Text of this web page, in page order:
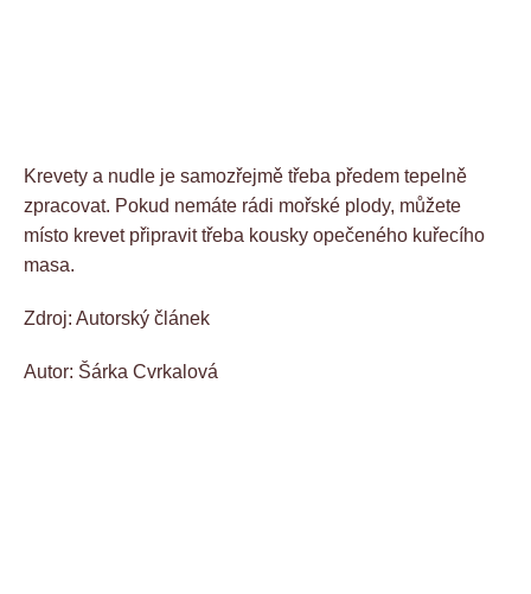
Krevety a nudle je samozřejmě třeba předem tepelně
zpracovat. Pokud nemáte rádi mořské plody, můžete
místo krevet připravit třeba kousky opečeného kuřecího
masa.
Zdroj: Autorský článek
Autor: Šárka Cvrkalová